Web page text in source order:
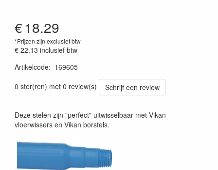
€18.29
*Prijzen zijn exclusief btw
€ 22.13 inclusief btw
Artikelcode: 169605
0 ster(ren) met 0 review(s)
Schrijf een review
Deze stelen zijn "perfect" uitwisselbaar met Vikan
vloerwissers en Vikan borstels.